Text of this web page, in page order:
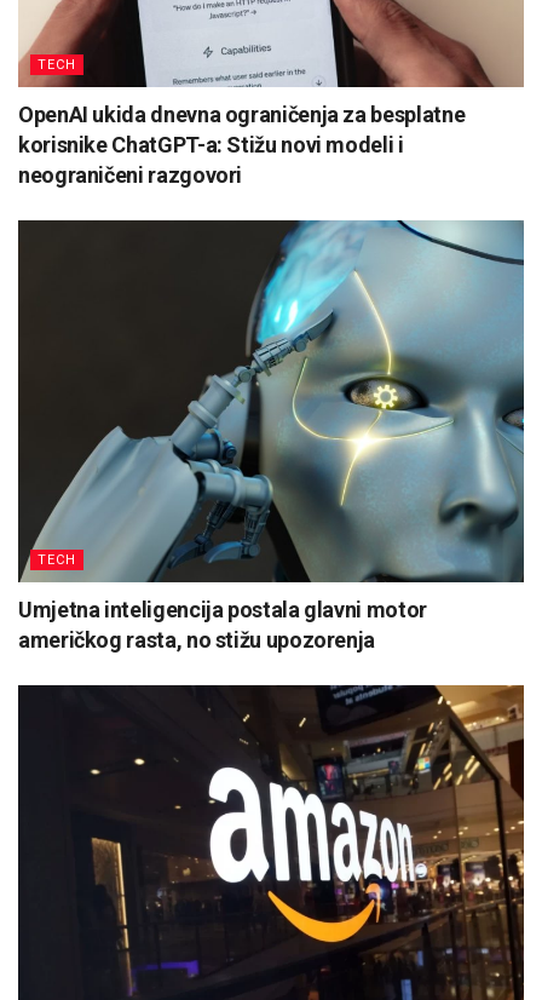
TECH
OpenAI ukida dnevna ograničenja za besplatne
korisnike ChatGPT-a: Stižu novi modeli i
neograničeni razgovori
TECH
Umjetna inteligencija postala glavni motor
američkog rasta, no stižu upozorenja